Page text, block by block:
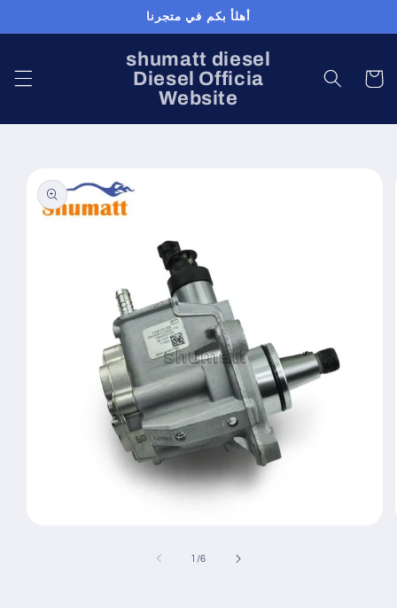
أهلأ بكم في متجرنا
shumatt diesel
Diesel Officia
Website
Cart
product
information
1 /of
6